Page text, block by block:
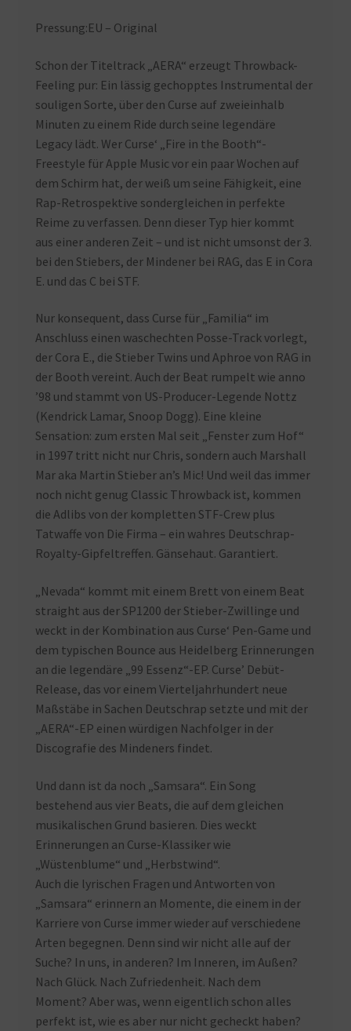
Pressung:EU – Original
Schon der Titeltrack „AERA“ erzeugt Throwback-
Feeling pur: Ein lässig gechopptes Instrumental der
souligen Sorte, über den Curse auf zweieinhalb
Minuten zu einem Ride durch seine legendäre
Legacy lädt. Wer Curse‘ „Fire in the Booth“-
Freestyle für Apple Music vor ein paar Wochen auf
dem Schirm hat, der weiß um seine Fähigkeit, eine
Rap-Retrospektive sondergleichen in perfekte
Reime zu verfassen. Denn dieser Typ hier kommt
aus einer anderen Zeit – und ist nicht umsonst der 3.
bei den Stiebers, der Mindener bei RAG, das E in Cora
E. und das C bei STF.
Nur konsequent, dass Curse für „Familia“ im
Anschluss einen waschechten Posse-Track vorlegt,
der Cora E., die Stieber Twins und Aphroe von RAG in
der Booth vereint. Auch der Beat rumpelt wie anno
’98 und stammt von US-Producer-Legende Nottz
(Kendrick Lamar, Snoop Dogg). Eine kleine
Sensation: zum ersten Mal seit „Fenster zum Hof“
in 1997 tritt nicht nur Chris, sondern auch Marshall
Mar aka Martin Stieber an’s Mic! Und weil das immer
noch nicht genug Classic Throwback ist, kommen
die Adlibs von der kompletten STF-Crew plus
Tatwaffe von Die Firma – ein wahres Deutschrap-
Royalty-Gipfeltreffen. Gänsehaut. Garantiert.
„Nevada“ kommt mit einem Brett von einem Beat
straight aus der SP1200 der Stieber-Zwillinge und
weckt in der Kombination aus Curse‘ Pen-Game und
dem typischen Bounce aus Heidelberg Erinnerungen
an die legendäre „99 Essenz“-EP. Curse’ Debüt-
Release, das vor einem Vierteljahrhundert neue
Maßstäbe in Sachen Deutschrap setzte und mit der
„AERA“-EP einen würdigen Nachfolger in der
Discografie des Mindeners findet.
Und dann ist da noch „Samsara“. Ein Song
bestehend aus vier Beats, die auf dem gleichen
musikalischen Grund basieren. Dies weckt
Erinnerungen an Curse-Klassiker wie
„Wüstenblume“ und „Herbstwind“.
Auch die lyrischen Fragen und Antworten von
„Samsara“ erinnern an Momente, die einem in der
Karriere von Curse immer wieder auf verschiedene
Arten begegnen. Denn sind wir nicht alle auf der
Suche? In uns, in anderen? Im Inneren, im Außen?
Nach Glück. Nach Zufriedenheit. Nach dem
Moment? Aber was, wenn eigentlich schon alles
perfekt ist, wie es aber nur nicht gecheckt haben?